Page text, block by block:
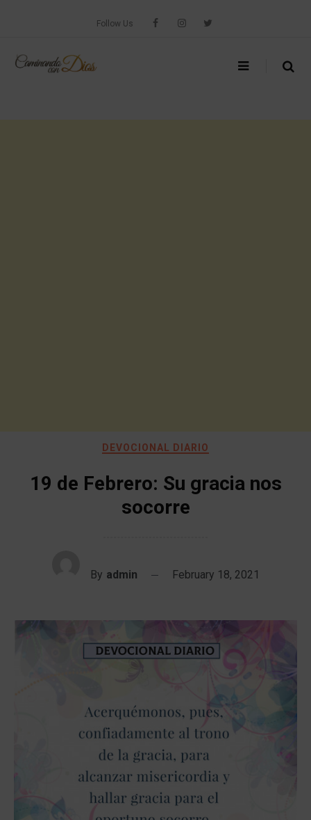
Follow Us
DEVOCIONAL DIARIO
19 de Febrero: Su gracia nos
socorre
By admin February 18, 2021